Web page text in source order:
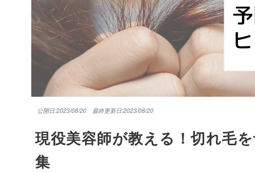
公開日:2023/08/20 最終更新日:2023/08/20
現役美容師が教える！切れ毛
集